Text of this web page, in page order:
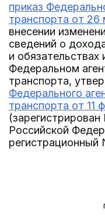
приказ
транспорта от
внесении
сведений о
и
Федеральном
транспорта,
Федерального
транспорта от 11
Российской
регистрационный